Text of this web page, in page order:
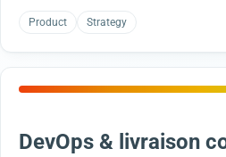
Product Strategy
DevOps & livraison